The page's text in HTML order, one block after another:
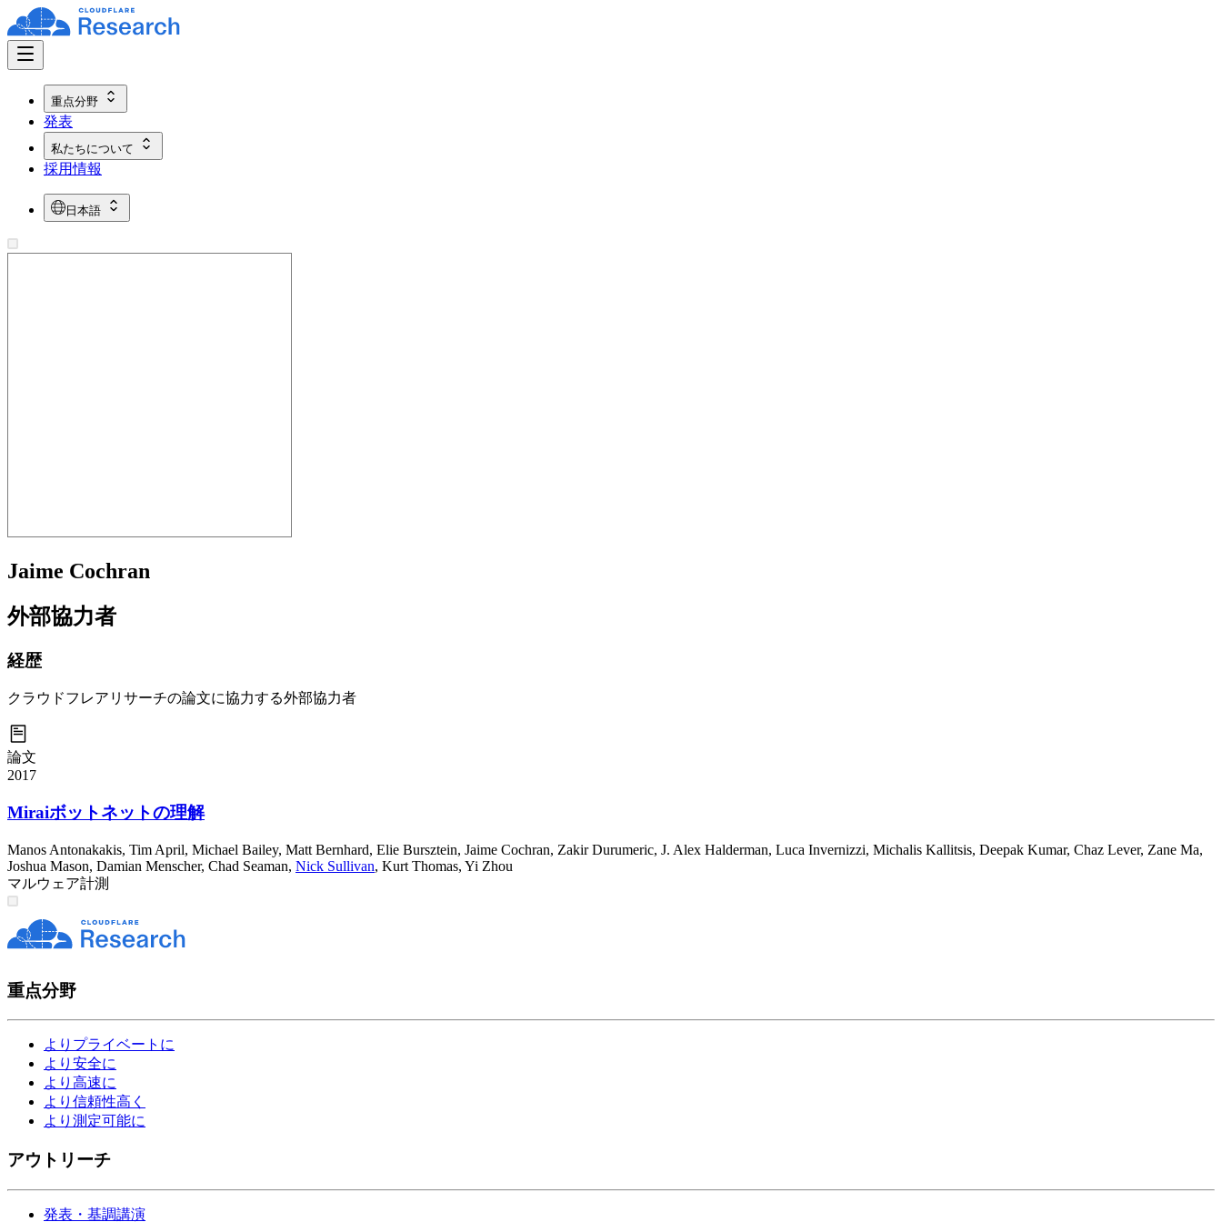
重点分野
発表
私たちについて
採用情報
日本語
Jaime Cochran
外部協力者
経歴
クラウドフレアリサーチの論文に協力する外部協力者
論文
2017
Miraiボットネットの理解
Manos Antonakakis, Tim April, Michael Bailey, Matt Bernhard, Elie Bursztein, Jaime Cochran, Zakir Durumeric, J. Alex Halderman, Luca Invernizzi, Michalis Kallitsis, Deepak Kumar, Chaz Lever, Zane Ma,
Joshua Mason, Damian Menscher, Chad Seaman, Nick Sullivan, Kurt Thomas, Yi Zhou
マルウェア計測
重点分野
よりプライベートに
より安全に
より高速に
より信頼性高く
より測定可能に
アウトリーチ
発表・基調講演